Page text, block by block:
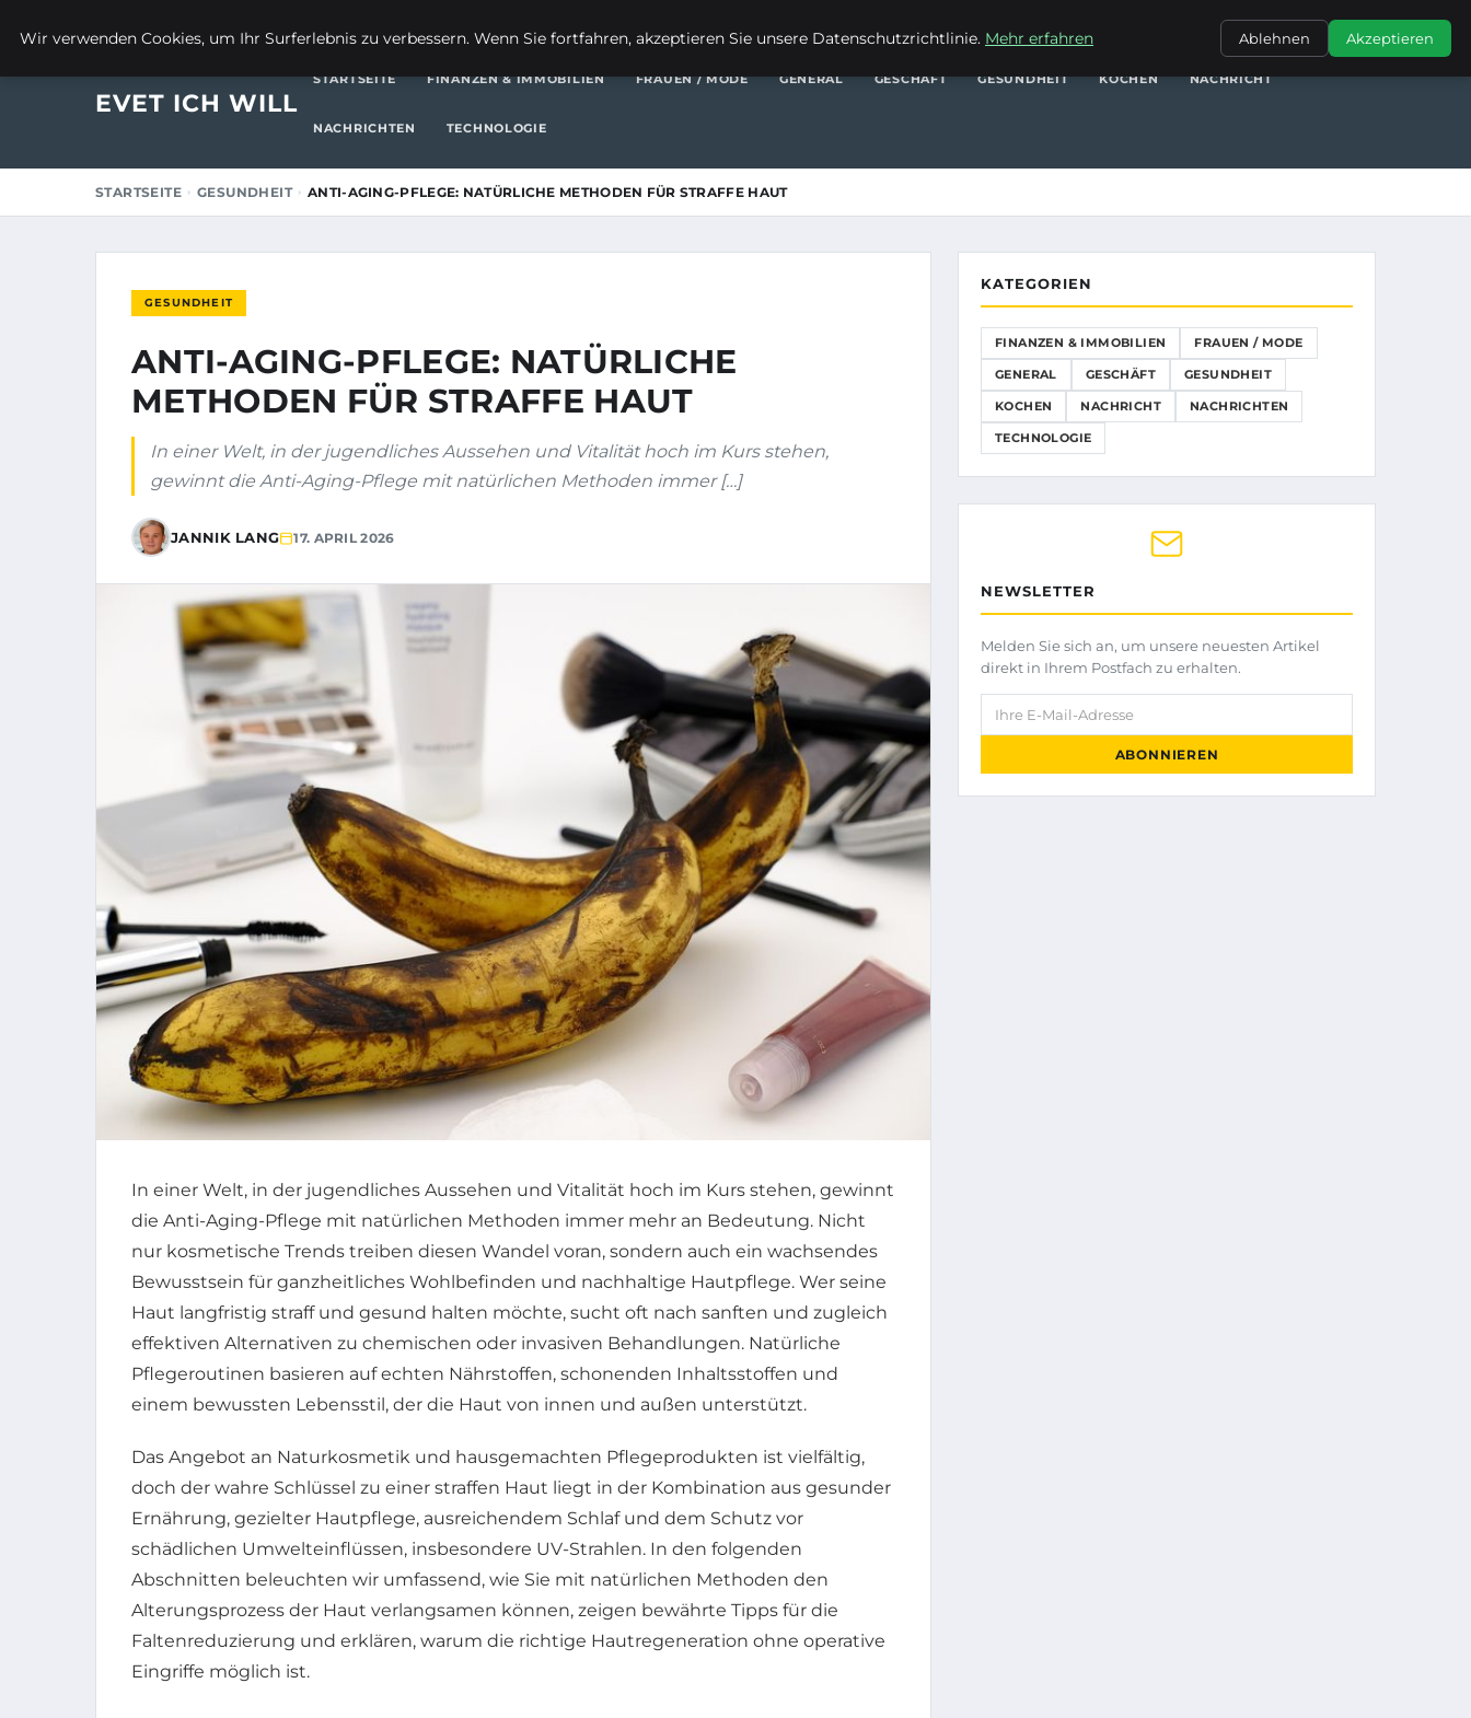
FRAUEN / MODEGENERALGESCHÄFT
EVET ICH WILL
STARTSEITE FINANZEN & IMMOBILIEN FRAUEN / MODE GENERAL GESCHÄFT GESUNDHEIT KOCHEN NACHRICHT
NACHRICHTEN TECHNOLOGIE
STARTSEITE GESUNDHEIT ANTI-AGING-PFLEGE: NATÜRLICHE METHODEN FÜR STRAFFE HAUT
GESUNDHEIT
ANTI-AGING-PFLEGE: NATÜRLICHE
METHODEN FÜR STRAFFE HAUT
In einer Welt, in der jugendliches Aussehen und Vitalität hoch im Kurs stehen,
gewinnt die Anti-Aging-Pflege mit natürlichen Methoden immer […]
JANNIK LANG 17. APRIL 2026
In einer Welt, in der jugendliches Aussehen und Vitalität hoch im Kurs stehen, gewinnt
die Anti-Aging-Pflege mit natürlichen Methoden immer mehr an Bedeutung. Nicht
nur kosmetische Trends treiben diesen Wandel voran, sondern auch ein wachsendes
Bewusstsein für ganzheitliches Wohlbefinden und nachhaltige Hautpflege. Wer seine
Haut langfristig straff und gesund halten möchte, sucht oft nach sanften und zugleich
effektiven Alternativen zu chemischen oder invasiven Behandlungen. Natürliche
Pflegeroutinen basieren auf echten Nährstoffen, schonenden Inhaltsstoffen und
einem bewussten Lebensstil, der die Haut von innen und außen unterstützt.
Das Angebot an Naturkosmetik und hausgemachten Pflegeprodukten ist vielfältig,
doch der wahre Schlüssel zu einer straffen Haut liegt in der Kombination aus gesunder
Ernährung, gezielter Hautpflege, ausreichendem Schlaf und dem Schutz vor
schädlichen Umwelteinflüssen, insbesondere UV-Strahlen. In den folgenden
Abschnitten beleuchten wir umfassend, wie Sie mit natürlichen Methoden den
Alterungsprozess der Haut verlangsamen können, zeigen bewährte Tipps für die
Faltenreduzierung und erklären, warum die richtige Hautregeneration ohne operative
Eingriffe möglich ist.
KATEGORIEN
FINANZEN & IMMOBILIEN FRAUEN / MODE
GENERAL GESCHÄFT GESUNDHEIT
KOCHEN NACHRICHT NACHRICHTEN
TECHNOLOGIE
NEWSLETTER
Melden Sie sich an, um unsere neuesten Artikel
direkt in Ihrem Postfach zu erhalten.
Ihre E-Mail-Adresse
ABONNIEREN
Wir verwenden Cookies, um Ihr Surferlebnis zu verbessern. Wenn Sie fortfahren, akzeptieren Sie unsere Datenschutzrichtlinie. Mehr erfahren Ablehnen Akzeptieren